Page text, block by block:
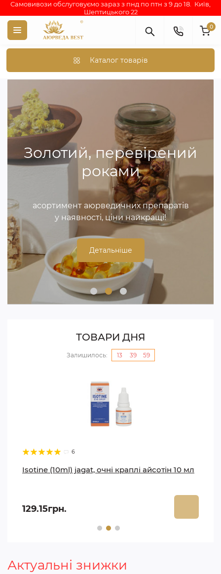
Самовивози обслуговуємо зараз з пнд по птн з 9 до 18. Київ,
Шептицького 22
0
Каталог товарів
Золотий, перевірений
роками
асортимент аюрведичних препаратів
у наявності, ціни найкращі!
Детальніше
ТОВАРИ ДНЯ
Залишилось: 13 39 58
6
Isotine (10ml) jagat, очні краплі айсотін 10 мл
129.15грн.
Актуальні знижки